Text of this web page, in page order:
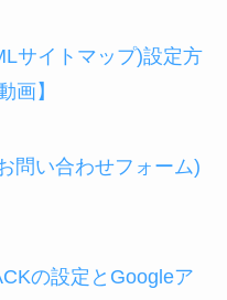
サイトマップ)設定方
画】
問い合わせフォーム)
の設定とGoogleア